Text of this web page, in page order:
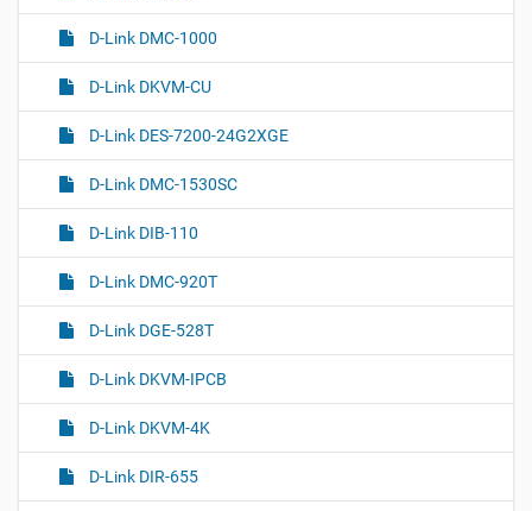
D-Link DMC-1000
D-Link DKVM-CU
D-Link DES-7200-24G2XGE
D-Link DMC-1530SC
D-Link DIB-110
D-Link DMC-920T
D-Link DGE-528T
D-Link DKVM-IPCB
D-Link DKVM-4K
D-Link DIR-655